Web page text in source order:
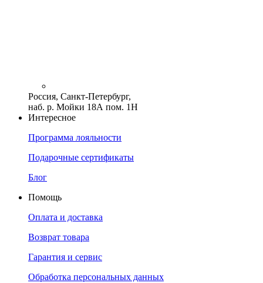
Россия, Санкт-Петербург,
наб. р. Мойки 18А пом. 1Н
Интересное
Программа лояльности
Подарочные сертификаты
Блог
Помощь
Оплата и доставка
Возврат товара
Гарантия и сервис
Обработка персональных данных